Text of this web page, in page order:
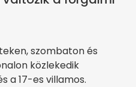
szombaton és
közlekedik
a 17-es villamos.